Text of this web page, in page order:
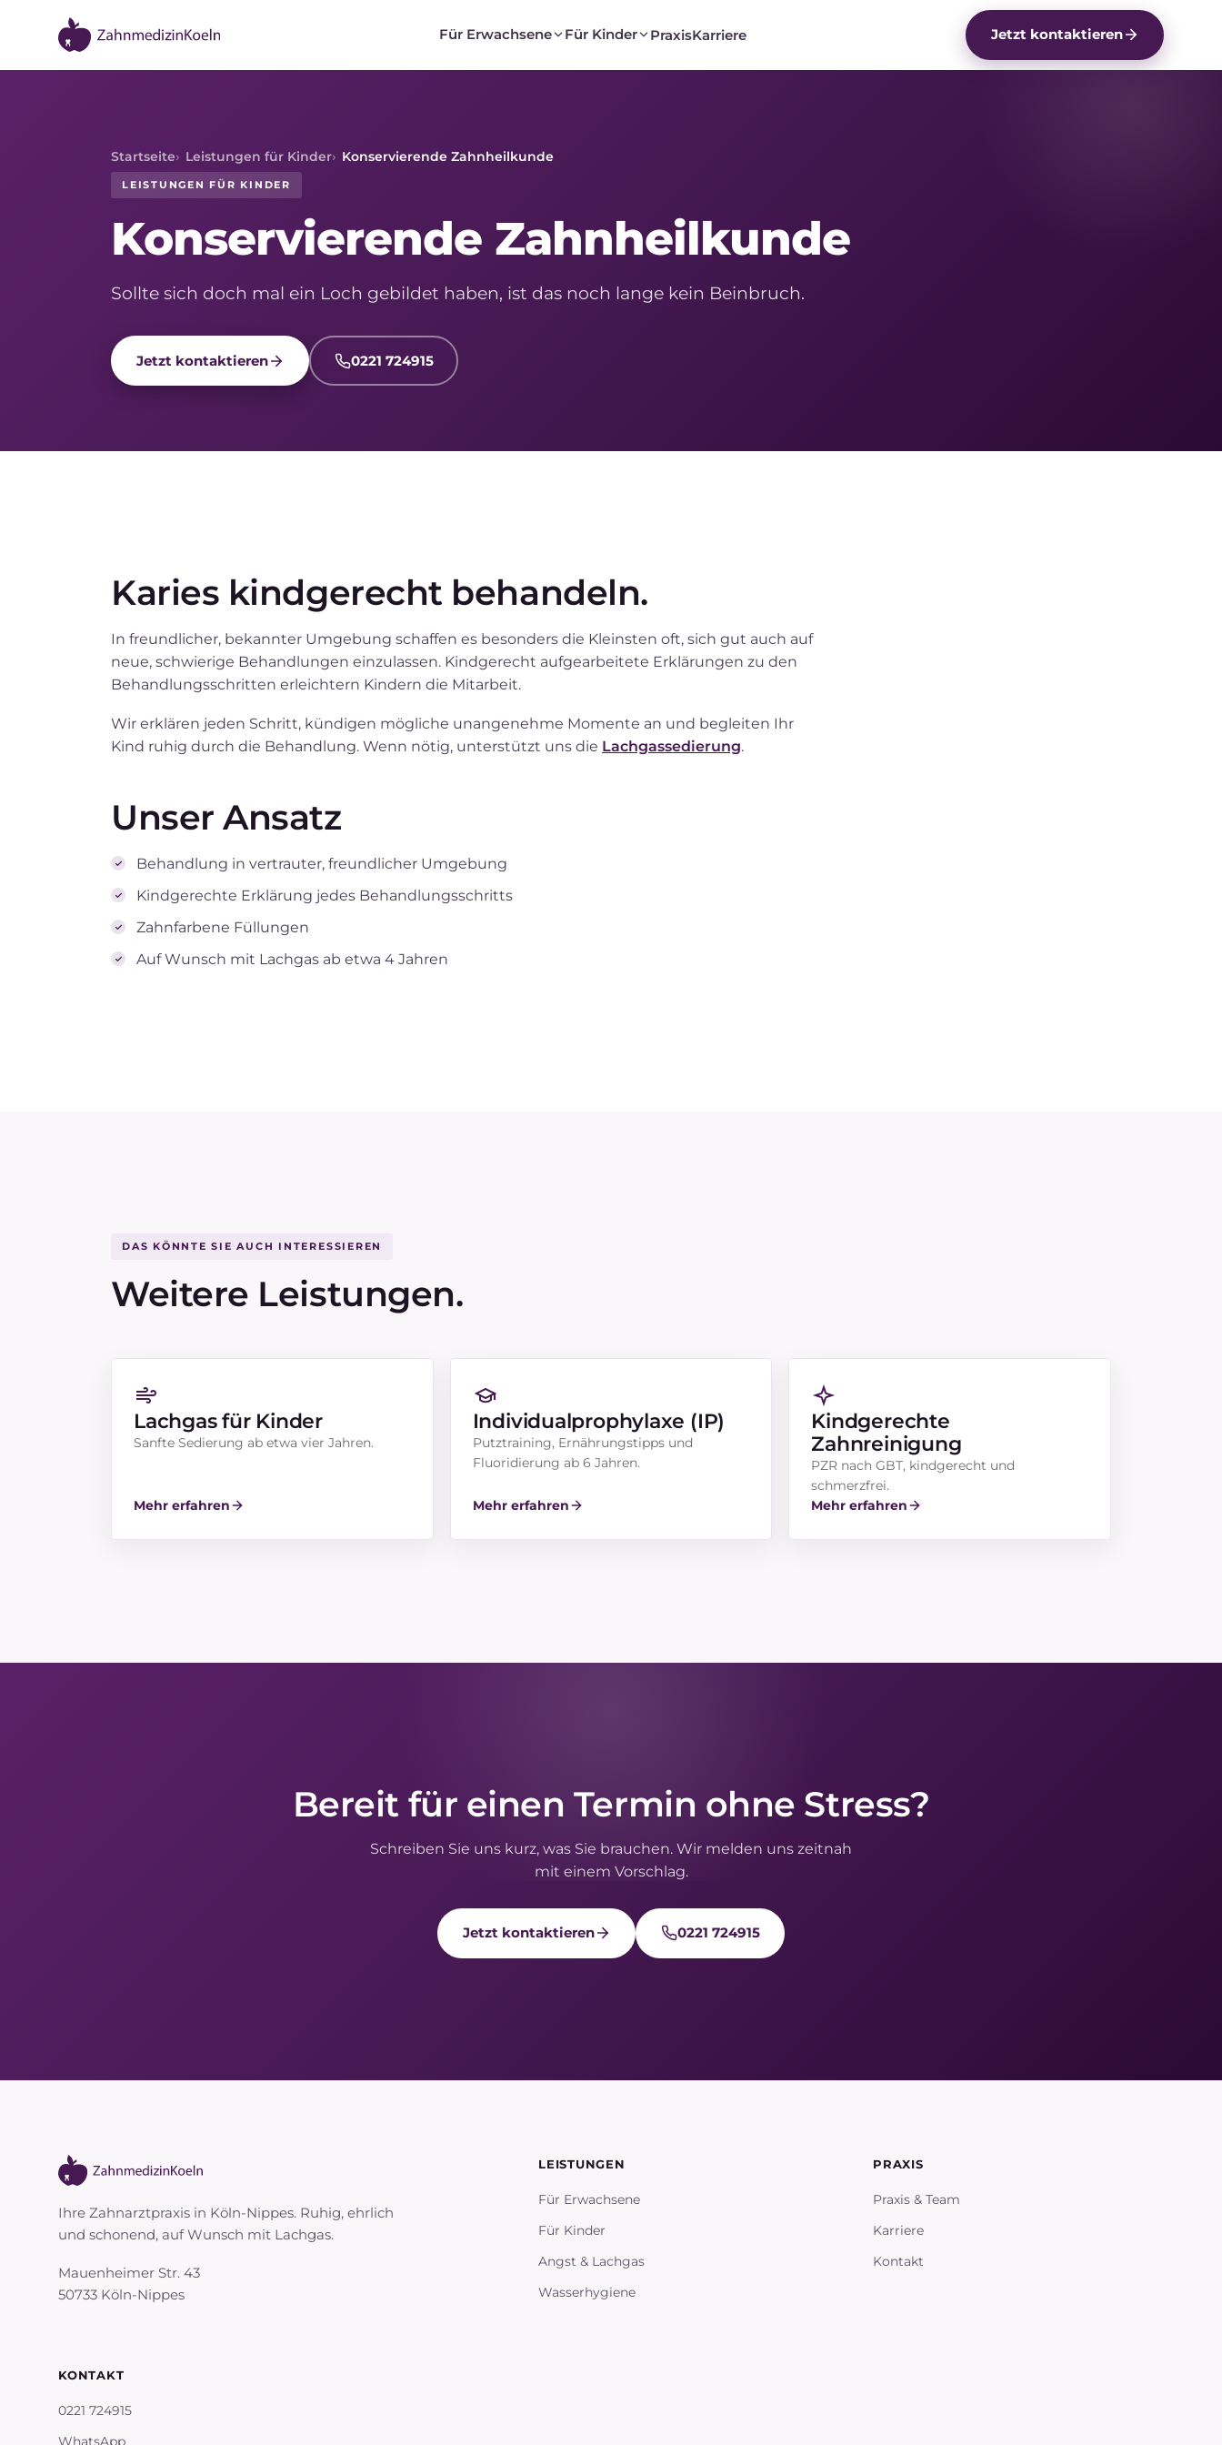
Für Erwachsene Für Kinder PraxisKarriere Jetzt kontaktieren
Startseite Leistungen für Kinder Konservierende Zahnheilkunde
LEISTUNGEN FÜR KINDER
Konservierende Zahnheilkunde
Sollte sich doch mal ein Loch gebildet haben, ist das noch lange kein Beinbruch.
Jetzt kontaktieren 0221 724915
Karies kindgerecht behandeln.
In freundlicher, bekannter Umgebung schaffen es besonders die Kleinsten oft, sich gut auch auf
neue, schwierige Behandlungen einzulassen. Kindgerecht aufgearbeitete Erklärungen zu den
Behandlungsschritten erleichtern Kindern die Mitarbeit.
Wir erklären jeden Schritt, kündigen mögliche unangenehme Momente an und begleiten Ihr
Kind ruhig durch die Behandlung. Wenn nötig, unterstützt uns die Lachgassedierung.
Unser Ansatz
Behandlung in vertrauter, freundlicher Umgebung
Kindgerechte Erklärung jedes Behandlungsschritts
Zahnfarbene Füllungen
Auf Wunsch mit Lachgas ab etwa 4 Jahren
DAS KÖNNTE SIE AUCH INTERESSIEREN
Weitere Leistungen.
Lachgas für Kinder
Sanfte Sedierung ab etwa vier Jahren.
Mehr erfahren
Individualprophylaxe (IP)
Putztraining, Ernährungstipps und
Fluoridierung ab 6 Jahren.
Mehr erfahren
Kindgerechte
Zahnreinigung
PZR nach GBT, kindgerecht und
schmerzfrei.
Mehr erfahren
Bereit für einen Termin ohne Stress?
Schreiben Sie uns kurz, was Sie brauchen. Wir melden uns zeitnah
mit einem Vorschlag.
Jetzt kontaktieren 0221 724915
Ihre Zahnarztpraxis in Köln-Nippes. Ruhig, ehrlich
und schonend, auf Wunsch mit Lachgas.
Mauenheimer Str. 43
50733 Köln-Nippes
LEISTUNGEN
Für Erwachsene
Für Kinder
Angst & Lachgas
Wasserhygiene
PRAXIS
Praxis & Team
Karriere
Kontakt
KONTAKT
0221 724915
WhatsApp